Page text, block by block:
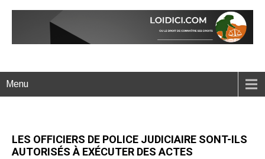
Menu
LES OFFICIERS DE POLICE JUDICIAIRE SONT-ILS
AUTORISÉS À EXÉCUTER DES ACTES